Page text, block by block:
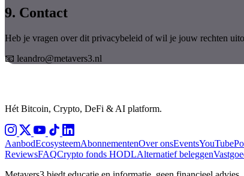
9. Contact
Heb je vragen over dit privacybeleid of wil je jouw rechten
📧 leandro@metavers3.nl
Hét Bitcoin, Crypto, DeFi & AI platform.
AanbodEcosysteemAbonnementenOver onsEventsYouTube
ReviewsFAQCrypto fonds HODLAlternatief beleggen